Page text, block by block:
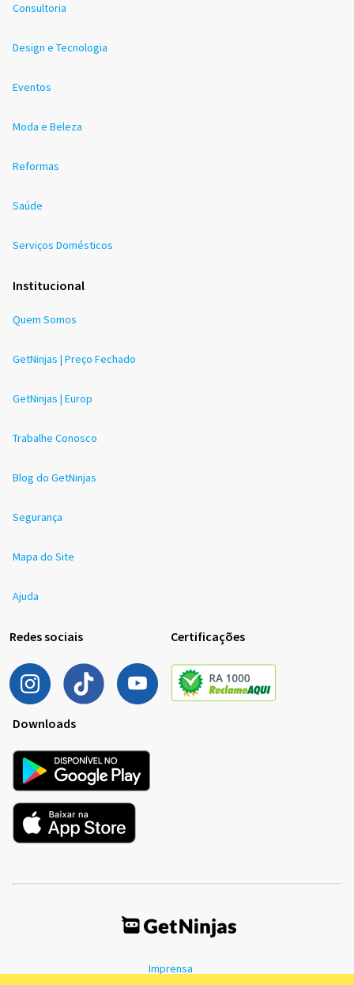
Consultoria
Design e Tecnologia
Eventos
Moda e Beleza
Reformas
Saúde
Serviços Domésticos
Institucional
Quem Somos
GetNinjas | Preço Fechado
GetNinjas | Europ
Trabalhe Conosco
Blog do GetNinjas
Segurança
Mapa do Site
Ajuda
Redes sociais Certificações
Downloads
Imprensa